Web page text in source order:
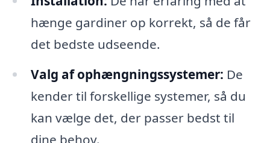
hænge gardiner op korrekt, så de får
det bedste udseende.
Valg af ophængningssystemer: De
kender til forskellige systemer, så du
kan vælge det, der passer bedst til
dine behov.